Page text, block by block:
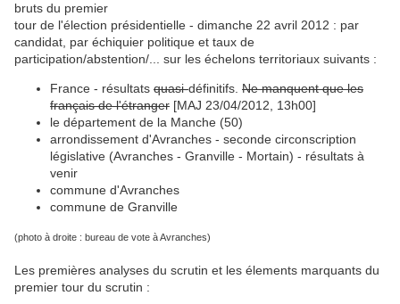
bruts du premier
tour de l'élection présidentielle - dimanche 22 avril 2012 : par
candidat, par échiquier politique et taux de
participation/abstention/... sur les échelons territoriaux suivants :
France - résultats quasi-définitifs. Ne manquent que les
français de l'étranger [MAJ 23/04/2012, 13h00]
le département de la Manche (50)
arrondissement d'Avranches - seconde circonscription
législative (Avranches - Granville - Mortain) - résultats à
venir
commune d'Avranches
commune de Granville
(photo à droite : bureau de vote à Avranches)
Les premières analyses du scrutin et les élements marquants du
premier tour du scrutin :